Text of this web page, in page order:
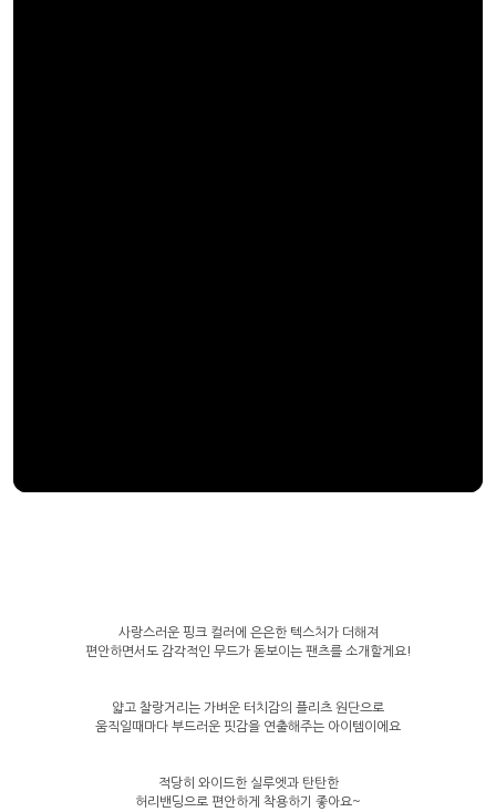
사랑스러운 핑크 컬러에 은은한 텍스처가 더해져
편안하면서도 감각적인 무드가 돋보이는 팬츠를 소개할게요!
얇고 찰랑거리는 가벼운 터치감의 플리츠 원단으로
움직일때마다 부드러운 핏감을 연출해주는 아이템이에요
적당히 와이드한 실루엣과 탄탄한
허리밴딩으로 편안하게 착용하기 좋아요~